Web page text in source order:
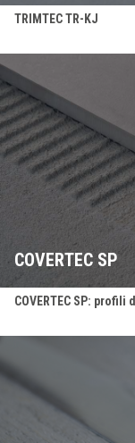
TRIMTEC TR-KJ
COVERTEC SP
COVERTEC SP: